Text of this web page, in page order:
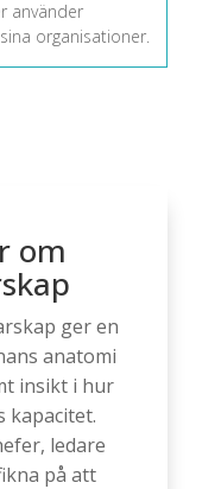
använder
organisationer.
om
ger en
anatomi
insikt i hur
kapacitet.
ledare
på att